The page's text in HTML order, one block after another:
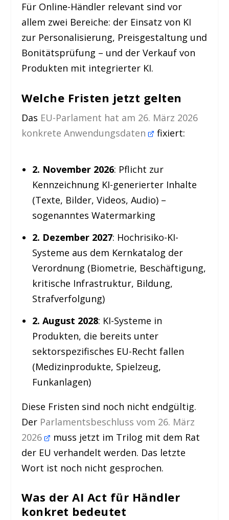
Für Online-Händler relevant sind vor
allem zwei Bereiche: der Einsatz von KI
zur Personalisierung, Preisgestaltung und
Bonitätsprüfung – und der Verkauf von
Produkten mit integrierter KI.
Welche Fristen jetzt gelten
Das EU-Parlament hat am 26. März 2026
konkrete Anwendungsdaten
fixiert:
2. November 2026: Pflicht zur
Kennzeichnung KI-generierter Inhalte
(Texte, Bilder, Videos, Audio) –
sogenanntes Watermarking
2. Dezember 2027: Hochrisiko-KI-
Systeme aus dem Kernkatalog der
Verordnung (Biometrie, Beschäftigung,
kritische Infrastruktur, Bildung,
Strafverfolgung)
2. August 2028: KI-Systeme in
Produkten, die bereits unter
sektorspezifisches EU-Recht fallen
(Medizinprodukte, Spielzeug,
Funkanlagen)
Diese Fristen sind noch nicht endgültig.
Der Parlamentsbeschluss vom 26. März
2026
muss jetzt im Trilog mit dem Rat
der EU verhandelt werden. Das letzte
Wort ist noch nicht gesprochen.
Was der AI Act für Händler
konkret bedeutet